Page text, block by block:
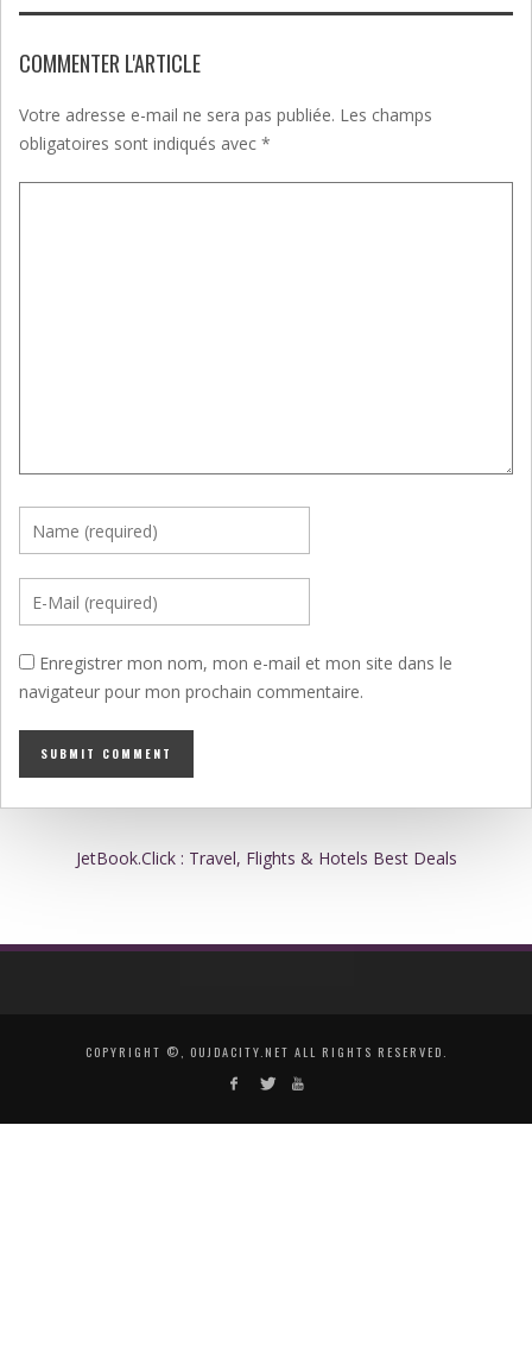
COMMENTER L'ARTICLE
Votre adresse e-mail ne sera pas publiée. Les champs
obligatoires sont indiqués avec *
Enregistrer mon nom, mon e-mail et mon site dans le
navigateur pour mon prochain commentaire.
JetBook.Click : Travel, Flights & Hotels Best Deals
COPYRIGHT ©, OUJDACITY.NET ALL RIGHTS RESERVED.